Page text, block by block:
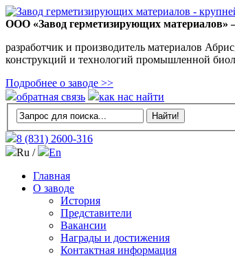
ООО «Завод герметизирующих материалов»
разработчик и производитель материалов
конструкций и технологий промышленной
Подробнее о заводе >>
обратная связь
как нас найти
8 (831) 2600-316
Ru /
En
Главная
О заводе
История
Представители
Вакансии
Награды и достижения
Контактная информация